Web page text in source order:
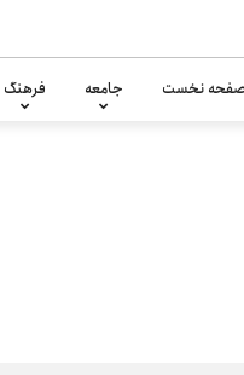
نخست جامعه فرهنگ